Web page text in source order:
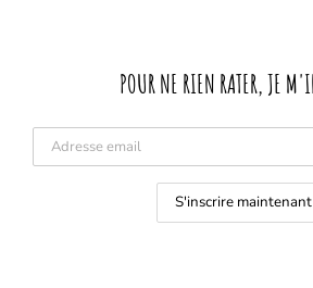
POUR NE RIEN RATER, JE